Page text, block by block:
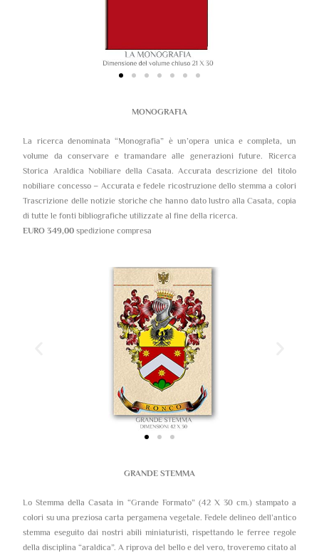
MONOGRAFIA
La ricerca denominata “Monografia” è un’opera unica e completa, un
volume da conservare e tramandare alle generazioni future. Ricerca
Storica Araldica Nobiliare della Casata. Accurata descrizione del titolo
nobiliare concesso – Accurata e fedele ricostruzione dello stemma a colori
Trascrizione delle notizie storiche che hanno dato lustro alla Casata, copia
di tutte le fonti bibliografiche utilizzate al fine della ricerca.
EURO 349,00 spedizione compresa
GRANDE STEMMA
Lo Stemma della Casata in “Grande Formato” (42 X 30 cm.) stampato a
colori su una preziosa carta pergamena vegetale. Fedele delineo dell’antico
stemma eseguito dai nostri abili miniaturisti, rispettando le ferree regole
della disciplina “araldica”. A riprova del bello e del vero, troveremo citato al